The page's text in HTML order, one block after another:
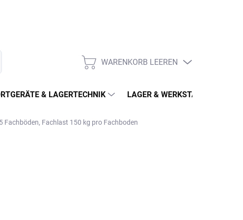
WARENKORB
WARENKORB LEEREN
& LAGERTECHNIK LAGER & WERKSTATT
Fachböden, Fachlast 150 kg pro Fachboden